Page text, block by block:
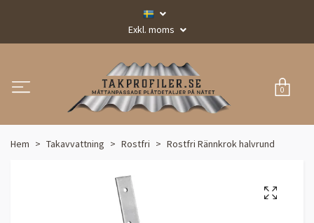
Exkl. moms
0
Hem Takavvattning Rostfri Rostfri Rännkrok halvrund